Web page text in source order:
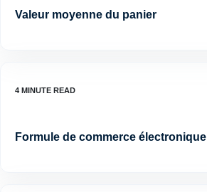
Valeur moyenne du panier
Formule de commerce électronique